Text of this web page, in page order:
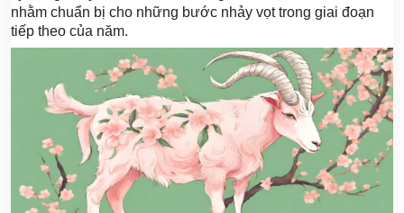
nhằm chuẩn bị cho những bước nhảy vọt trong giai đoạn
tiếp theo của năm.